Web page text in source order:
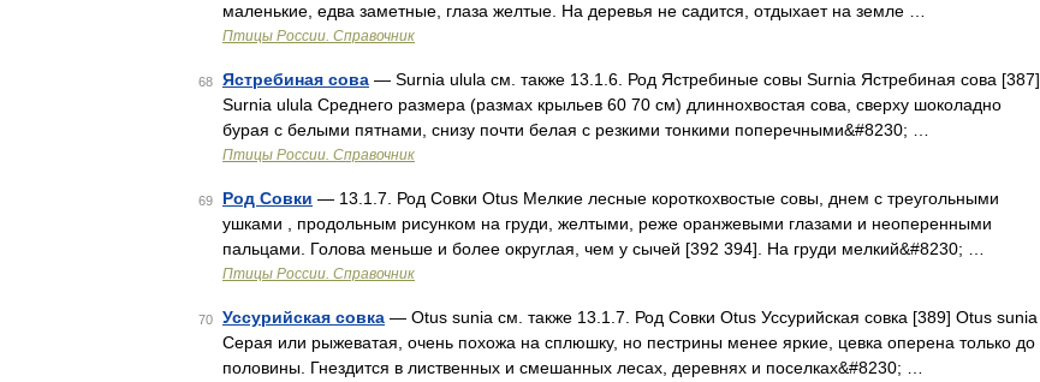
маленькие, едва заметные, глаза желтые. На деревья не садится, отдыхает на земле …
Птицы России. Справочник
68 Ястребиная сова — Surnia ulula см. также 13.1.6. Род Ястребиные совы Surnia Ястребиная сова [387]
Surnia ulula Среднего размера (размах крыльев 60 70 см) длиннохвостая сова, сверху шоколадно
бурая с белыми пятнами, снизу почти белая с резкими тонкими поперечными&#8230; …
Птицы России. Справочник
69 Род Совки — 13.1.7. Род Совки Otus Мелкие лесные короткохвостые совы, днем с треугольными
ушками , продольным рисунком на груди, желтыми, реже оранжевыми глазами и неоперенными
пальцами. Голова меньше и более округлая, чем у сычей [392 394]. На груди мелкий&#8230; …
Птицы России. Справочник
70 Уссурийская совка — Otus sunia см. также 13.1.7. Род Совки Otus Уссурийская совка [389] Otus sunia
Серая или рыжеватая, очень похожа на сплюшку, но пестрины менее яркие, цевка оперена только до
половины. Гнездится в лиственных и смешанных лесах, деревнях и поселках&#8230; …